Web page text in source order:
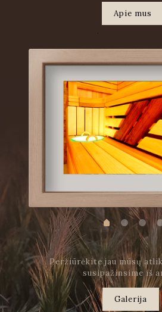
.
Apie mus
Peržiūrėkite jau mūsų
susipažinsime iš
Galerija